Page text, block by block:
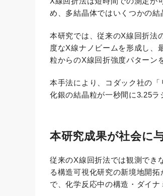
め、多結晶体ではいくつかの
本研究では、従来のX線回折法
度なX線ナノビームを形成し、
粒からのX線回折強度パターン
本手法により、コダック社の
化銀の結晶粒が一秒間に3.25ラ
本研究成果が社会に
従来のX線回折法では観測でき
る構造可視化研究の新境地開
で、化学反応中の構造・ダイ